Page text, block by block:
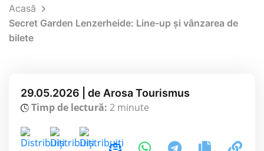
Acasă
Secret Garden Lenzerheide: Line-up și vânzarea de
bilete
29.05.2026 | de Arosa Tourismus
Timp de lectură: 2 minute